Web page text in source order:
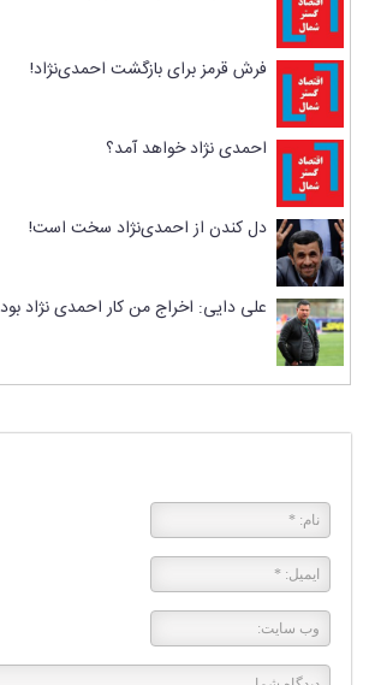
فرش قرمز برای بازگشت احمدی‌نژاد!
احمدی نژاد خواهد آمد؟
دل کندن از احمدی‌نژاد سخت است!
علی دایی: اخراج من کار احمدی نژاد بود